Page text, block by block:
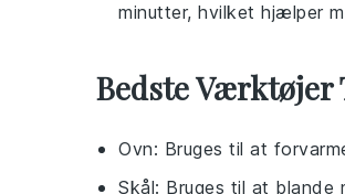
minutter, hvilket hjælper
Bedste
Ovn: Bruges til at
Skål: Bruges til at blande